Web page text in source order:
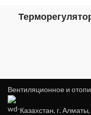
Вентиляционное и
Казахстан, г.